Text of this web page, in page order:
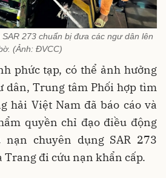
273 chuẩn bị đưa các ngư dân lên
(Ảnh: ĐVCC)
phức tạp, có thể ảnh hưởng
dân, Trung tâm Phối hợp tìm
hải Việt Nam đã báo cáo và
quyền chỉ đạo điều động
chuyên dụng SAR 273
đi cứu nạn khẩn cấp.